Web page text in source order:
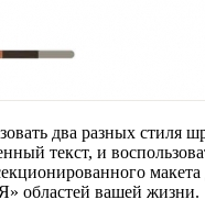
два разных стиля
текст, и
макета
областей вашей жизни.